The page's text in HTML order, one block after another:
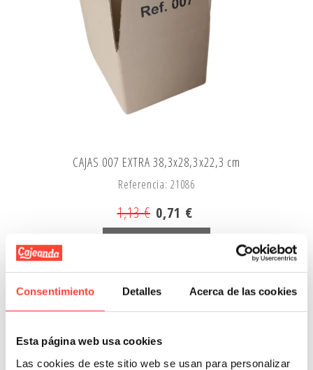
Consentimiento Detalles Acerca de las cookies
Esta página web usa cookies
Las cookies de este sitio web se usan para personalizar
CAJAS 007 EXTRA 38,3x28,3x22,3 cm
Referencia: 21086
1,13 € 0,71 €
OFERTA-46%